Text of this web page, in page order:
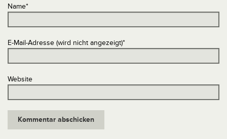
Name*
E-Mail-Adresse (wird nicht angezeigt)*
Website